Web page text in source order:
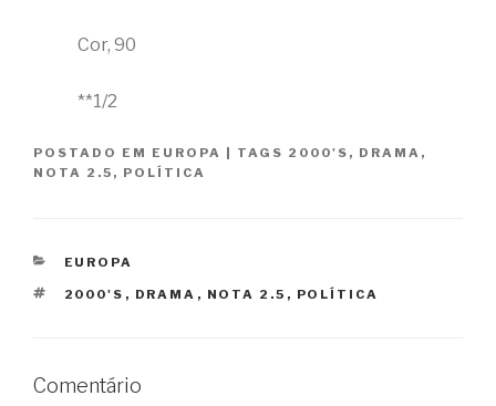
Cor, 90
**1/2
POSTADO EM EUROPA | TAGS 2000'S , DRAMA ,
NOTA 2.5 , POLÍTICA
CATEGORIAS
EUROPA
TAGS
2000'S , DRAMA , NOTA 2.5 , POLÍTICA
Comentário